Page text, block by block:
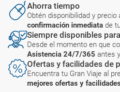
Ahorra tiempo
Obtén disponibilidad y
confirmación inmediata de
Siempre disponibles
Desde el momento en que
Asistencia 24/7/365 antes
Ofertas y facilidades de
Encuentra tu Gran Viaje al
mejores ofertas y